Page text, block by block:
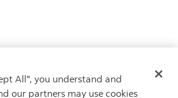
numéros, contactez-nous par
All", you understand and
our partners may use cookies